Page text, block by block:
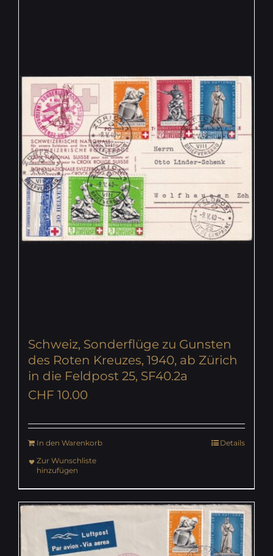
Schweiz, Sonderflüge zu Gunsten
des Roten Kreuzes, 1940, ab Zürich
in die Feldpost 25, SF40.2a
CHF 10.00
In den Warenkorb
Details
Zur Wunschliste
hinzufügen